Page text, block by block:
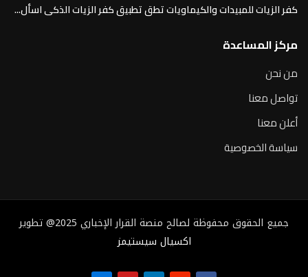
كفر الزيات للمبيدات والكيماويات تطق تطبيق كفر الزيات الذكى اسأل...
مركز المساعدة
من نحن
تواصل معنا
أعلن معنا
سياسة الخصوصية
جميع الحقوق محفوظة لصالح منصة القرار الإخباري 2025@ تطوير
اكسيال سيستيمز